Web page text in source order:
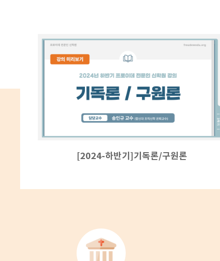
[2024-하반기]기독론/구원론